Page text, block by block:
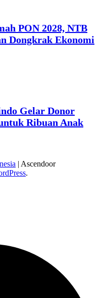
PON 2028, NTB
Dongkrak Ekonomi
Gelar Donor
Ribuan Anak
| Ascendoor
.